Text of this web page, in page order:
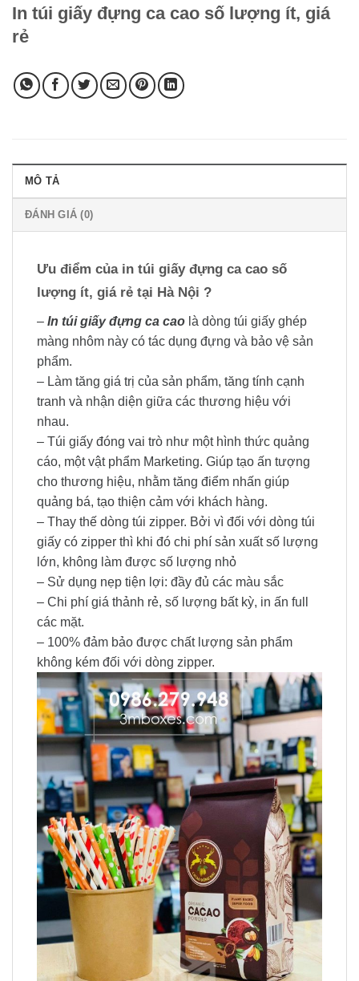
In túi giấy đựng ca cao số lượng ít, giá
rẻ
MÔ TẢ
ĐÁNH GIÁ (0)
Ưu điểm của in túi giấy đựng ca cao số
lượng ít, giá rẻ tại Hà Nội ?
– In túi giấy đựng ca cao là dòng túi giấy ghép
màng nhôm này có tác dụng đựng và bảo vệ sản
phẩm.
– Làm tăng giá trị của sản phẩm, tăng tính cạnh
tranh và nhận diện giữa các thương hiệu với
nhau.
– Túi giấy đóng vai trò như một hình thức quảng
cáo, một vật phẩm Marketing. Giúp tạo ấn tượng
cho thương hiệu, nhằm tăng điểm nhấn giúp
quảng bá, tạo thiện cảm với khách hàng.
– Thay thế dòng túi zipper. Bởi vì đối với dòng túi
giấy có zipper thì khi đó chi phí sản xuất số lượng
lớn, không làm được số lượng nhỏ
– Sử dụng nẹp tiện lợi: đầy đủ các màu sắc
– Chi phí giá thảnh rẻ, số lượng bất kỳ, in ấn full
các mặt.
– 100% đảm bảo được chất lượng sản phẩm
không kém đối với dòng zipper.